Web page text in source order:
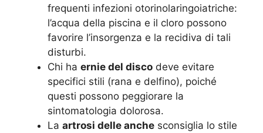
frequenti infezioni otorinolaringoiatriche:
l’acqua della piscina e il cloro possono
favorire l’insorgenza e la recidiva di tali
disturbi.
Chi ha ernie del disco deve evitare
specifici stili (rana e delfino), poiché
questi possono peggiorare la
sintomatologia dolorosa.
La artrosi delle anche sconsiglia lo stile